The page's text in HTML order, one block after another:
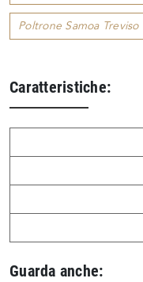
Poltrone Samoa Treviso
Caratteristiche:
Guarda anche: